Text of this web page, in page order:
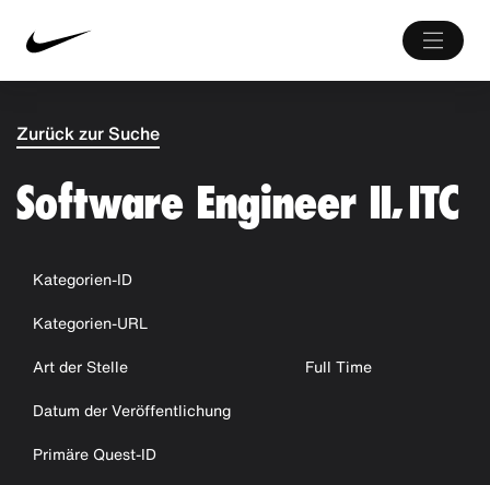
Zurück zur Suche
Software Engineer II, ITC
Kategorien-ID
Kategorien-URL
Art der Stelle
Full Time
Datum der Veröffentlichung
Primäre Quest-ID